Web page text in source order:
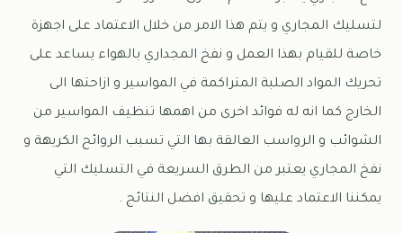
لتسليك المجاري و يتم هذا الامر من خلال الاعتماد على اجهزة
خاصة للقيام بهذا العمل و نفخ المجداري بالهواء يساعد على
تحريك المواد الصلبة المتراكمة في المواسير و ازاحتها الى
الخارج كما انه له فوائد اخرى من اهمها تنظيف المواسير من
الشوائب و الرواسب العالقة بها التي تسبب الروائح الكريهة و
نفخ المجاري يعتبر من الطرق السريعة في التسليك التي
يمكننا الاعتماد عليها و تحقيق افضل النتائج .